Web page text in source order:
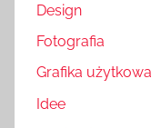
Design
Fotografia
Grafika użytkowa
Idee